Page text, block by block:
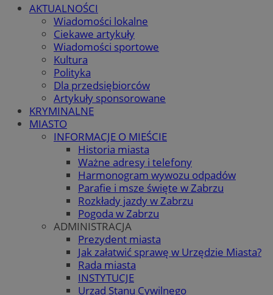
AKTUALNOŚCI
Wiadomości lokalne
Ciekawe artykuły
Wiadomości sportowe
Kultura
Polityka
Dla przedsiębiorców
Artykuły sponsorowane
KRYMINALNE
MIASTO
INFORMACJE O MIEŚCIE
Historia miasta
Ważne adresy i telefony
Harmonogram wywozu odpadów
Parafie i msze święte w Zabrzu
Rozkłady jazdy w Zabrzu
Pogoda w Zabrzu
ADMINISTRACJA
Prezydent miasta
Jak załatwić sprawę w Urzędzie Miasta?
Rada miasta
INSTYTUCJE
Urząd Stanu Cywilnego